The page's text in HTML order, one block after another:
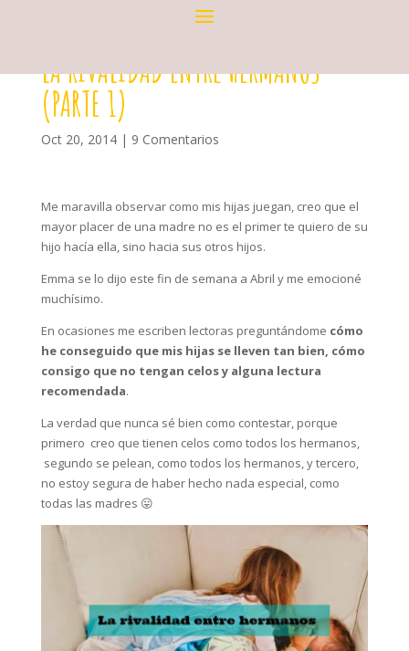
LA RIVALIDAD ENTRE HERMANOS
(PARTE 1)
Oct 20, 2014| 9 Comentarios
Me maravilla observar como mis hijas juegan, creo que el
mayor placer de una madre no es el primer te quiero de su
hijo hacía ella, sino hacia sus otros hijos.
Emma se lo dijo este fin de semana a Abril y me emocioné
muchísimo.
En ocasiones me escriben lectoras preguntándome cómo
he conseguido que mis hijas se lleven tan bien, cómo
consigo que no tengan celos y alguna lectura
recomendada.
La verdad que nunca sé bien como contestar, porque
primero creo que tienen celos como todos los hermanos,
segundo se pelean, como todos los hermanos, y tercero,
no estoy segura de haber hecho nada especial, como
todas las madres 😛